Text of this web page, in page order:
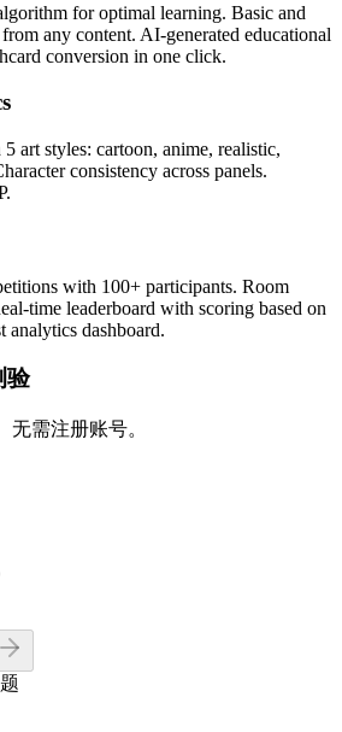
for optimal learning. Basic and
any content. AI-generated educational
conversion in one click.
art styles: cartoon, anime, realistic,
consistency across panels.
with 100+ participants. Room
time leaderboard with scoring based on
analytics dashboard.
验
无需注册账号。